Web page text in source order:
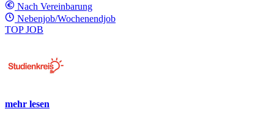
Nach Vereinbarung
Nebenjob/Wochenendjob
TOP JOB
mehr lesen